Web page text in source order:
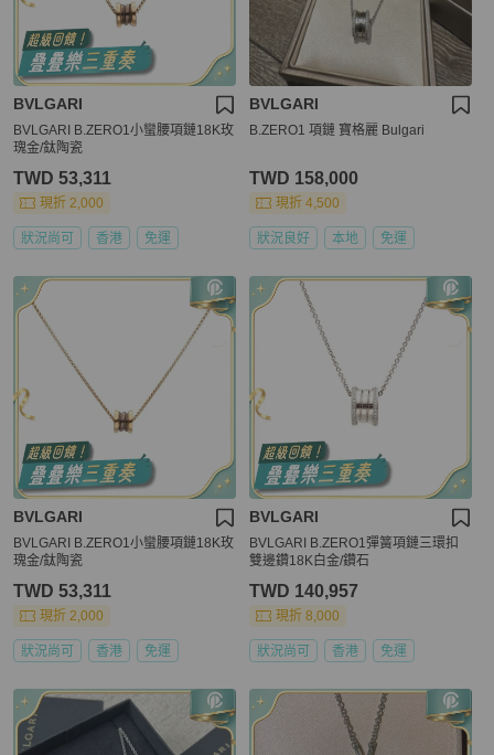
BVLGARI
BVLGARI B.ZERO1小蠻腰項鏈18K玫
瑰金/鈦陶瓷
TWD 53,311
現折 2,000
狀況尚可 香港 免運
BVLGARI
B.ZERO1 項鏈 寶格麗 Bulgari
TWD 158,000
現折 4,500
狀況良好 本地 免運
BVLGARI
BVLGARI B.ZERO1小蠻腰項鏈18K玫
瑰金/鈦陶瓷
TWD 53,311
現折 2,000
狀況尚可 香港 免運
BVLGARI
BVLGARI B.ZERO1彈簧項鏈三環扣
雙邊鑽18K白金/鑽石
TWD 140,957
現折 8,000
狀況尚可 香港 免運